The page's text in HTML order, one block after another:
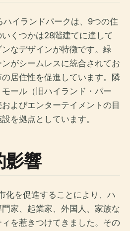
イランドパークは、9つの住
くつかは28階建てに達して
なデザインが特徴です。緑
がシームレスに統合されてお
居住性を促進しています。隣
ール（旧ハイランド・パー
よびエンターテイメントの目
を拠点としています。
影響
化を促進することにより、ハ
家、起業家、外国人、家族な
を惹きつけてきました。その